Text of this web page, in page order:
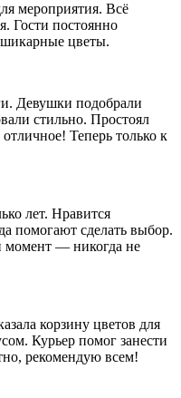
мероприятия. Всё
Гости постоянно
шикарные цветы.
Девушки подобрали
стильно. Простоял
Теперь только к
лет. Нравится
помогают сделать выбор.
момент — никогда не
корзину цветов для
Курьер помог занести
рекомендую всем!